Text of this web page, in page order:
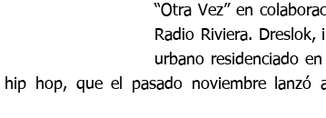
“Otra Vez” en
Radio Riviera.
urbano residenciado
hop, que el pasado noviembre lanzó